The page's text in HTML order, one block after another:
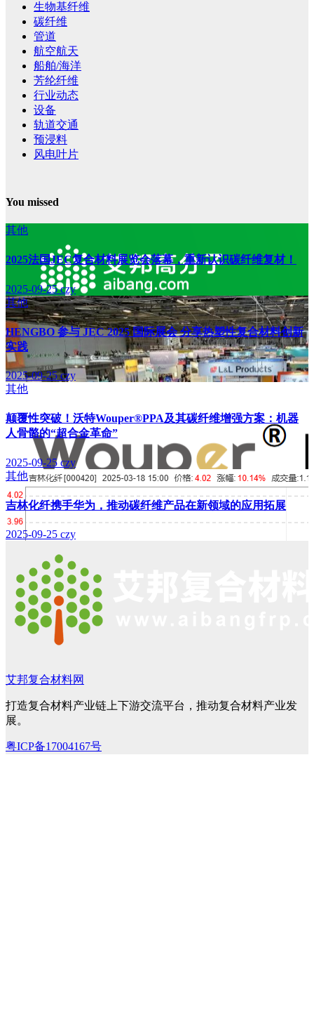
生物基纤维
碳纤维
管道
航空航天
船舶/海洋
芳纶纤维
行业动态
设备
轨道交通
预浸料
风电叶片
You missed
其他
2025法国JEC复合材料展览会落幕，重新认识碳纤维复材！
2025-09-25czy
其他
HENGBO 参与 JEC 2025 国际展会 分享热塑性复合材料创新
实践
2025-09-25czy
其他
颠覆性突破！沃特Wouper®PPA及其碳纤维增强方案：机器
人骨骼的“超合金革命”
2025-09-25 czy
其他
吉林化纤携手华为，推动碳纤维产品在新领域的应用拓展
2025-09-25 czy
艾邦复合材料网
打造复合材料产业链上下游交流平台，推动复合材料产业发
展。
粤ICP备17004167号